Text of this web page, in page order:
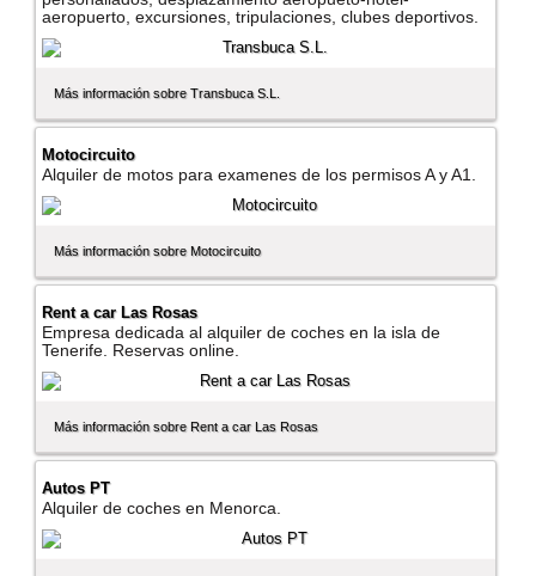
aeropuerto, excursiones, tripulaciones, clubes deportivos.
Más información sobre Transbuca S.L.
Motocircuito
Alquiler de motos para examenes de los permisos A y A1.
Más información sobre Motocircuito
Rent a car Las Rosas
Empresa dedicada al alquiler de coches en la isla de
Tenerife. Reservas online.
Más información sobre Rent a car Las Rosas
Autos PT
Alquiler de coches en Menorca.